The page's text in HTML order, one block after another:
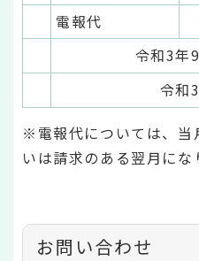
電報代
令和3年
令和
※電報代については、当
いは請求のある翌月にな
お問い合わせ